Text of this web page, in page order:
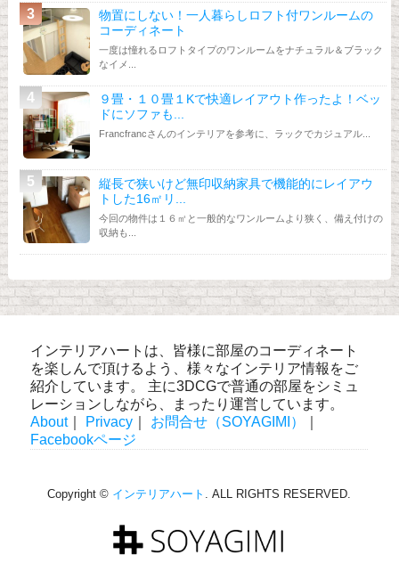
物置にしない！一人暮らしロフト付ワンルームの
コーディネート
一度は憧れるロフトタイプのワンルームをナチュラル＆ブラック
なイメ...
９畳・１０畳１Kで快適レイアウト作ったよ！ベッ
ドにソファも...
Francfrancさんのインテリアを参考に、ラックでカジュアル...
縦長で狭いけど無印収納家具で機能的にレイアウ
トした16㎡リ...
今回の物件は１６㎡と一般的なワンルームより狭く、備え付けの
収納も...
インテリアハートは、皆様に部屋のコーディネート
を楽しんで頂けるよう、様々なインテリア情報をご
紹介しています。 主に3DCGで普通の部屋をシミュ
レーションしながら、まったり運営しています。
About｜ Privacy お問合せ（SOYAGIMI）
Facebookページ
Copyright © インテリアハート . ALL RIGHTS RESERVED.